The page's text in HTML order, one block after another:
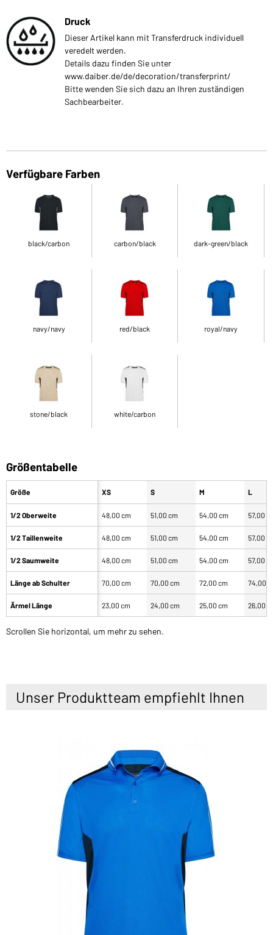
Druck
Dieser Artikel kann mit Transferdruck individuell
veredelt werden.
Details dazu finden Sie unter
www.daiber.de/de/decoration/transferprint/
Bitte wenden Sie sich dazu an Ihren zuständigen
Sachbearbeiter.
Verfügbare Farben
black/carbon carbon/black dark-green/black
navy/navy red/black royal/navy
stone/black white/carbon
Größentabelle
Größe
1/2 Oberweite
1/2 Taillenweite
1/2 Saumweite
Länge ab Schulter
Ärmel Länge
XS S M L
48,00 cm 51,00 cm 54,00 cm 57,00
48,00 cm 51,00 cm 54,00 cm 57,00
48,00 cm 51,00 cm 54,00 cm 57,00
70,00 cm 70,00 cm 72,00 cm 74,00
23,00 cm 24,00 cm 25,00 cm 26,00
Scrollen Sie horizontal, um mehr zu sehen.
Unser Produktteam empfiehlt Ihnen